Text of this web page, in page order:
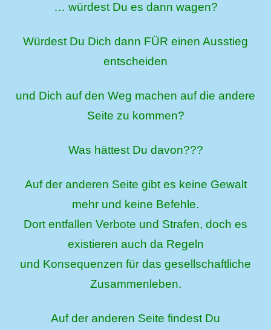
… würdest Du es dann wagen?
Würdest Du Dich dann FÜR einen Ausstieg
entscheiden
und Dich auf den Weg machen auf die andere
Seite zu kommen?
Was hättest Du davon???
Auf der anderen Seite gibt es keine Gewalt
mehr und keine Befehle.
Dort entfallen Verbote und Strafen, doch es
existieren auch da Regeln
und Konsequenzen für das gesellschaftliche
Zusammenleben.
Auf der anderen Seite findest Du